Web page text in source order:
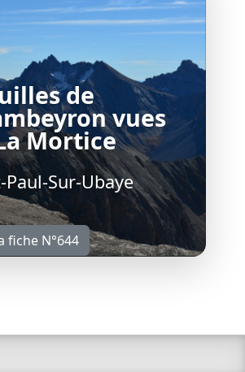
de
vues
Mortice
Paul-Sur-Ubaye
fiche N°644